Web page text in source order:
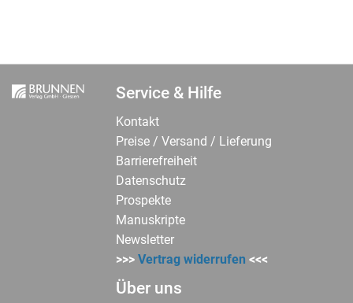
Service & Hilfe
Kontakt
Preise / Versand / Lieferung
Barrierefreiheit
Datenschutz
Prospekte
Manuskripte
Newsletter
>>>Vertrag widerrufen <<<
Über uns